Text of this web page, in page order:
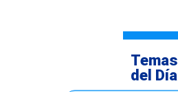
Temas
del Día